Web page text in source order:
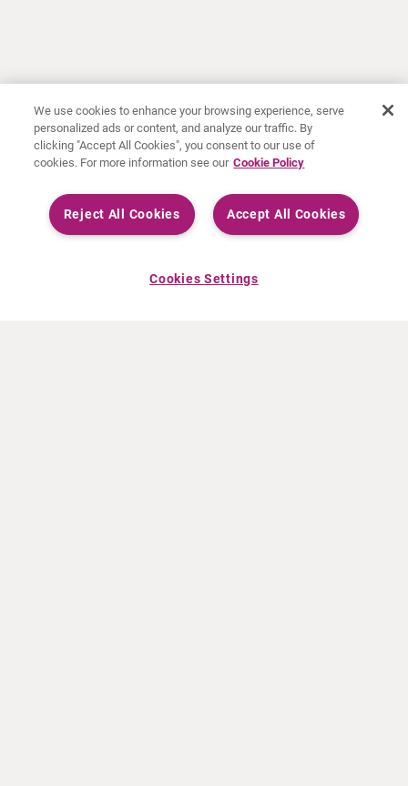
We use cookies to enhance your browsing experience, serve
personalized ads or content, and analyze our traffic. By
clicking "Accept All Cookies", you consent to our use of
cookies. For more information see our Cookie Policy
Accept All Cookies
Reject All Cookies
Cookies Settings